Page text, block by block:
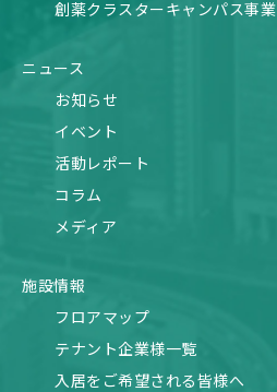
創薬クラスターキャンパス事業
ニュース
お知らせ
イベント
活動レポート
コラム
メディア
施設情報
フロアマップ
テナント企業様一覧
入居をご希望される皆様へ